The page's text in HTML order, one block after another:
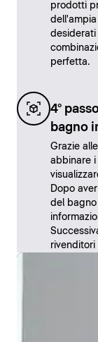
prodotti
desiderati
perfetta.
4°
bagno
Grazie
abbinare
Dopo
del
rivenditori